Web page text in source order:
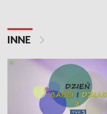
INNE